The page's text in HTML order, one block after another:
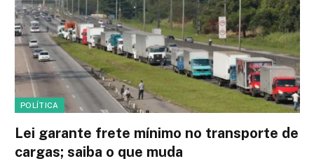
POLÍTICA
Lei garante frete mínimo no transporte de
cargas; saiba o que muda